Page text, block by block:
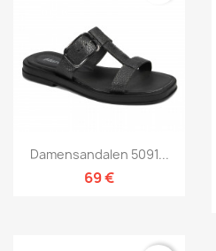
Damensandalen 5091...
69 €